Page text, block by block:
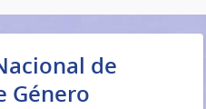
de
Género